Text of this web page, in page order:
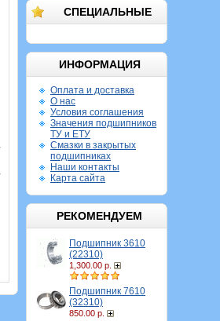
СПЕЦИАЛЬНЫЕ
ИНФОРМАЦИЯ
Оплата и доставка
О нас
Условия соглашения
Значения подшипников
ТУ и ЕТУ
Смазки в закрытых
подшипниках
Наши контакты
Карта сайта
РЕКОМЕНДУЕМ
Подшипник 3610
(22310)
1,300.00 р.
Подшипник 7610
(32310)
850.00 р.